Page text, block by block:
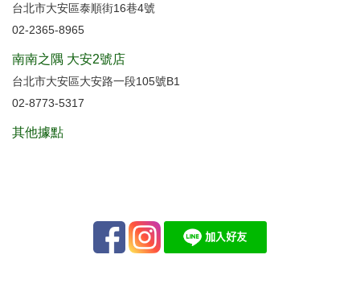
台北市大安區泰順街16巷4號
02-2365-8965
南南之隅 大安2號店
台北市大安區大安路一段105號B1
02-8773-5317
其他據點